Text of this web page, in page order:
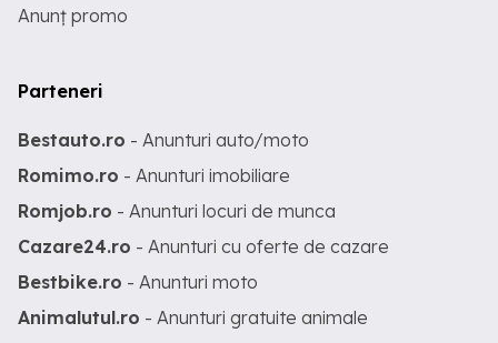
Anunț promo
Parteneri
Bestauto.ro - Anunturi auto/moto
Romimo.ro - Anunturi imobiliare
Romjob.ro - Anunturi locuri de munca
Cazare24.ro - Anunturi cu oferte de cazare
Bestbike.ro - Anunturi moto
Animalutul.ro - Anunturi gratuite animale